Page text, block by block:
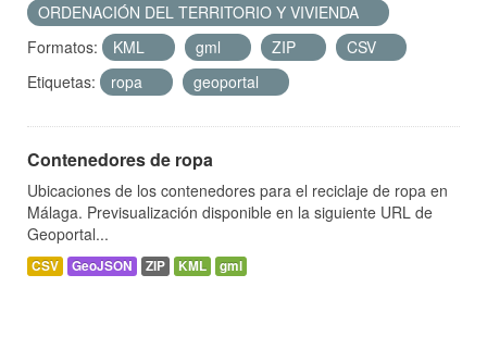
ORDENACIÓN DEL TERRITORIO Y VIVIENDA
Formatos:
KML gml ZIP
CSV
Etiquetas:
ropa geoportal
Contenedores de ropa
Ubicaciones de los contenedores para el reciclaje de ropa en
Málaga. Previsualización disponible en la siguiente URL de
Geoportal...
CSV GeoJSON ZIP KML gml